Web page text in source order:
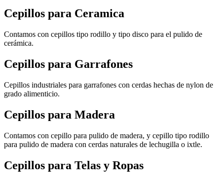
Cepillos para Ceramica
Contamos con cepillos tipo rodillo y tipo disco para el pulido de
cerámica.
Cepillos para Garrafones
Cepillos industriales para garrafones con cerdas hechas de nylon de
grado alimenticio.
Cepillos para Madera
Contamos con cepillo para pulido de madera, y cepillo tipo rodillo
para pulido de madera con cerdas naturales de lechugilla o ixtle.
Cepillos para Telas y Ropas